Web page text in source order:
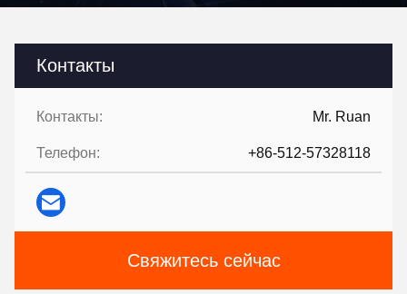
Контакты
Контакты: Mr. Ruan
Телефон: +86-512-57328118
Свяжитесь сейчас